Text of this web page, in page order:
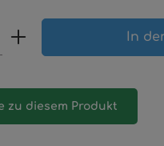
Gib den In
zu diesem Produkt